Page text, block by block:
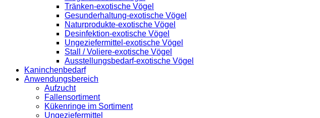
Tränken-exotische Vögel
Gesunderhaltung-exotische Vögel
Naturprodukte-exotische Vögel
Desinfektion-exotische Vögel
Ungeziefermittel-exotische Vögel
Stall / Voliere-exotische Vögel
Ausstellungsbedarf-exotische Vögel
Kaninchenbedarf
Anwendungsbereich
Aufzucht
Fallensortiment
Kükenringe im Sortiment
Ungeziefermittel